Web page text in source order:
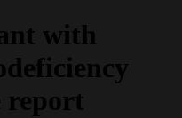
with
report